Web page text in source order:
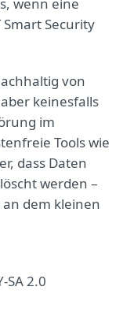
Smart Security
von
keinesfalls
im
Tools wie
dass Daten
werden –
dem kleinen
SA 2.0